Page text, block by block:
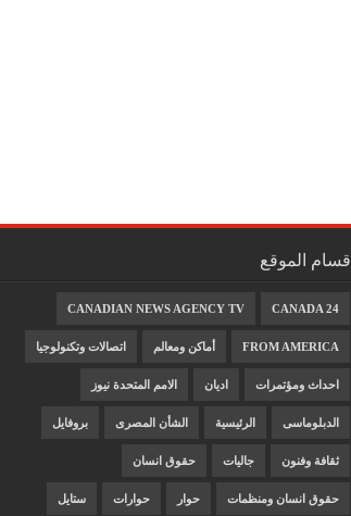
أقسام الموقع
CANADA 24
CANADIAN NEWS AGENCY TV
FROM AMERICA أماكن ومعالم اتصالات وتكنولوجيا
احداث ومؤتمرات اديان الامم المتحدة نيوز
الدبلوماسى الرئيسية الشأن المصرى بروفايل
ثقافة وفنون جاليات حقوق انسان
حقوق انسان ومنظمات حوار حوارات ستايل